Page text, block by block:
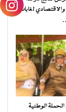
لغابات
الحملة الوطنية